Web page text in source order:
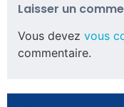
Laisser un
Vous devez vous
commentaire.